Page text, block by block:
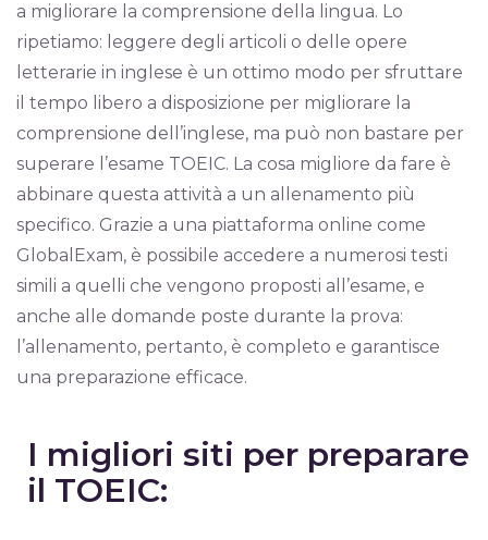
a migliorare la comprensione della lingua. Lo
ripetiamo: leggere degli articoli o delle opere
letterarie in inglese è un ottimo modo per sfruttare
il tempo libero a disposizione per migliorare la
comprensione dell’inglese, ma può non bastare per
superare l’esame TOEIC. La cosa migliore da fare è
abbinare questa attività a un allenamento più
specifico. Grazie a una piattaforma online come
GlobalExam, è possibile accedere a numerosi testi
simili a quelli che vengono proposti all’esame, e
anche alle domande poste durante la prova:
l’allenamento, pertanto, è completo e garantisce
una preparazione efficace.
I migliori siti per preparare
il TOEIC: